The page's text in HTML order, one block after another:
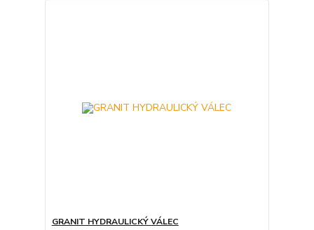
GRANIT HYDRAULICKÝ VÁLEC